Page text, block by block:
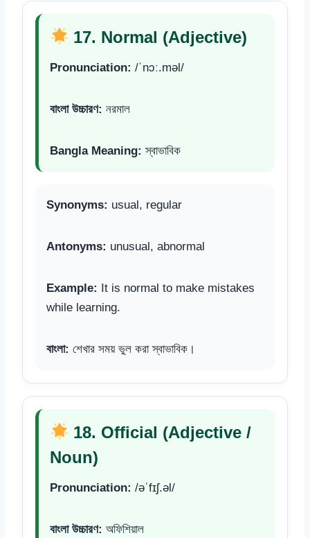
17. Normal (Adjective)
Pronunciation: /ˈnɔː.məl/
বাংলা উচ্চারণ: নরমাল
Bangla Meaning: স্বাভাবিক
Synonyms: usual, regular
Antonyms: unusual, abnormal
Example: It is normal to make mistakes
while learning.
বাংলা: শেখার সময় ভুল করা স্বাভাবিক।
18. Official (Adjective /
Noun)
Pronunciation: /əˈfɪʃ.əl/
বাংলা উচ্চারণ: অফিশিয়াল